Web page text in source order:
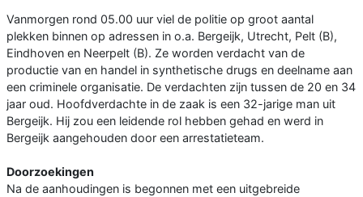
Vanmorgen rond 05.00 uur viel de politie op groot aantal
plekken binnen op adressen in o.a. Bergeijk, Utrecht, Pelt (B),
Eindhoven en Neerpelt (B). Ze worden verdacht van de
productie van en handel in synthetische drugs en deelname aan
een criminele organisatie. De verdachten zijn tussen de 20 en 34
jaar oud. Hoofdverdachte in de zaak is een 32-jarige man uit
Bergeijk. Hij zou een leidende rol hebben gehad en werd in
Bergeijk aangehouden door een arrestatieteam.
Doorzoekingen
Na de aanhoudingen is begonnen met een uitgebreide